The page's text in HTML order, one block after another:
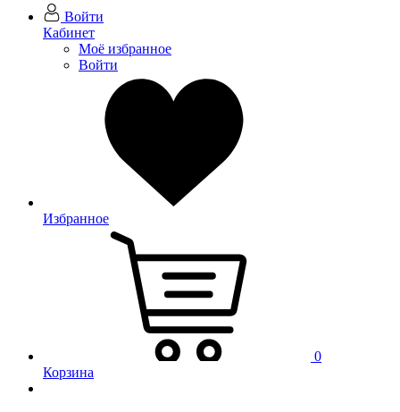
Войти
Кабинет
Моё избранное
Войти
Избранное
0
Корзина